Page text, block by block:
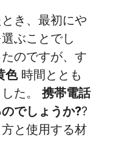
き、最初にや
ぶことでし
のですが、す
色時間ととも
た。 携帯電話
でしょうか??
と使用する材